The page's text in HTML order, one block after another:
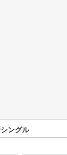
ングル